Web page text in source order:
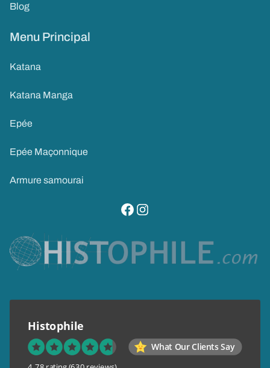
Blog
Menu Principal
Katana
Katana Manga
Epée
Epée Maçonnique
Armure samourai
visitez notre page facebook
suivez notre compte instagram
Histophile
What Our Clients Say